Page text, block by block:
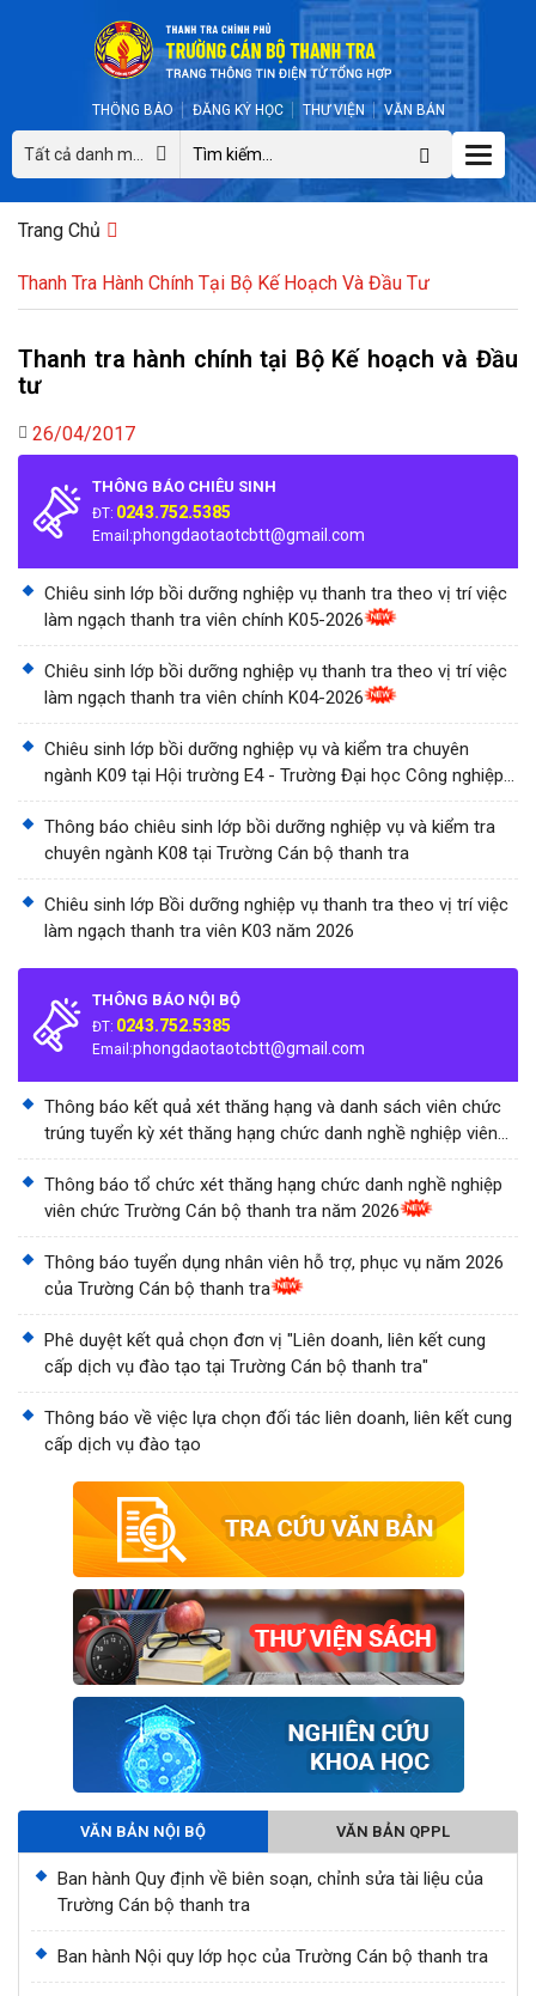
THÔNG BÁO ĐĂNG KÝ HỌC THƯ VIỆN VĂN BẢN
Tất cả danh mục
Toggle
Trang Chủ
Thanh Tra Hành Chính Tại Bộ Kế Hoạch Và Đầu Tư
Thanh tra hành chính tại Bộ Kế hoạch và Đầu
tư
26/04/2017
THÔNG BÁO CHIÊU SINH
ĐT: 0243.752.5385
Email:phongdaotaotcbtt@gmail.com
Chiêu sinh lớp bồi dưỡng nghiệp vụ thanh tra theo vị trí việc
làm ngạch thanh tra viên chính K05-2026
Chiêu sinh lớp bồi dưỡng nghiệp vụ thanh tra theo vị trí việc
làm ngạch thanh tra viên chính K04-2026
Chiêu sinh lớp bồi dưỡng nghiệp vụ và kiểm tra chuyên
ngành K09 tại Hội trường E4 - Trường Đại học Công nghiệp
Thành phố Hồ Chí Minh
Thông báo chiêu sinh lớp bồi dưỡng nghiệp vụ và kiểm tra
chuyên ngành K08 tại Trường Cán bộ thanh tra
Chiêu sinh lớp Bồi dưỡng nghiệp vụ thanh tra theo vị trí việc
làm ngạch thanh tra viên K03 năm 2026
THÔNG BÁO NỘI BỘ
ĐT: 0243.752.5385
Email:phongdaotaotcbtt@gmail.com
Thông báo kết quả xét thăng hạng và danh sách viên chức
trúng tuyển kỳ xét thăng hạng chức danh nghề nghiệp viên
chức Trường Cán bộ thanh tra năm 2026
Thông báo tổ chức xét thăng hạng chức danh nghề nghiệp
viên chức Trường Cán bộ thanh tra năm 2026
Thông báo tuyển dụng nhân viên hỗ trợ, phục vụ năm 2026
của Trường Cán bộ thanh tra
Phê duyệt kết quả chọn đơn vị "Liên doanh, liên kết cung
cấp dịch vụ đào tạo tại Trường Cán bộ thanh tra"
Thông báo về việc lựa chọn đối tác liên doanh, liên kết cung
cấp dịch vụ đào tạo
VĂN BẢN NỘI BỘ VĂN BẢN QPPL
Ban hành Quy định về biên soạn, chỉnh sửa tài liệu của
Trường Cán bộ thanh tra
Ban hành Nội quy lớp học của Trường Cán bộ thanh tra